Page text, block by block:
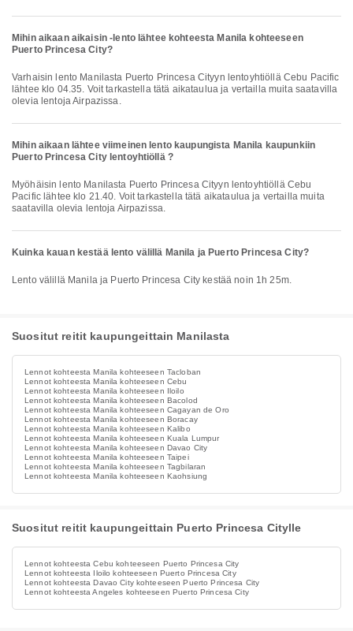
Mihin aikaan aikaisin -lento lähtee kohteesta Manila kohteeseen
Puerto Princesa City?
Varhaisin lento Manilasta Puerto Princesa Cityyn lentoyhtiöllä Cebu Pacific
lähtee klo 04.35. Voit tarkastella tätä aikataulua ja vertailla muita saatavilla
olevia lentoja Airpazissa.
Mihin aikaan lähtee viimeinen lento kaupungista Manila kaupunkiin
Puerto Princesa City lentoyhtiöllä ?
Myöhäisin lento Manilasta Puerto Princesa Cityyn lentoyhtiöllä Cebu
Pacific lähtee klo 21.40. Voit tarkastella tätä aikataulua ja vertailla muita
saatavilla olevia lentoja Airpazissa.
Kuinka kauan kestää lento välillä Manila ja Puerto Princesa City?
Lento välillä Manila ja Puerto Princesa City kestää noin 1h 25m.
Suositut reitit kaupungeittain Manilasta
Lennot kohteesta Manila kohteeseen Tacloban
Lennot kohteesta Manila kohteeseen Cebu
Lennot kohteesta Manila kohteeseen Iloilo
Lennot kohteesta Manila kohteeseen Bacolod
Lennot kohteesta Manila kohteeseen Cagayan de Oro
Lennot kohteesta Manila kohteeseen Boracay
Lennot kohteesta Manila kohteeseen Kalibo
Lennot kohteesta Manila kohteeseen Kuala Lumpur
Lennot kohteesta Manila kohteeseen Davao City
Lennot kohteesta Manila kohteeseen Taipei
Lennot kohteesta Manila kohteeseen Tagbilaran
Lennot kohteesta Manila kohteeseen Kaohsiung
Suositut reitit kaupungeittain Puerto Princesa Citylle
Lennot kohteesta Cebu kohteeseen Puerto Princesa City
Lennot kohteesta Iloilo kohteeseen Puerto Princesa City
Lennot kohteesta Davao City kohteeseen Puerto Princesa City
Lennot kohteesta Angeles kohteeseen Puerto Princesa City